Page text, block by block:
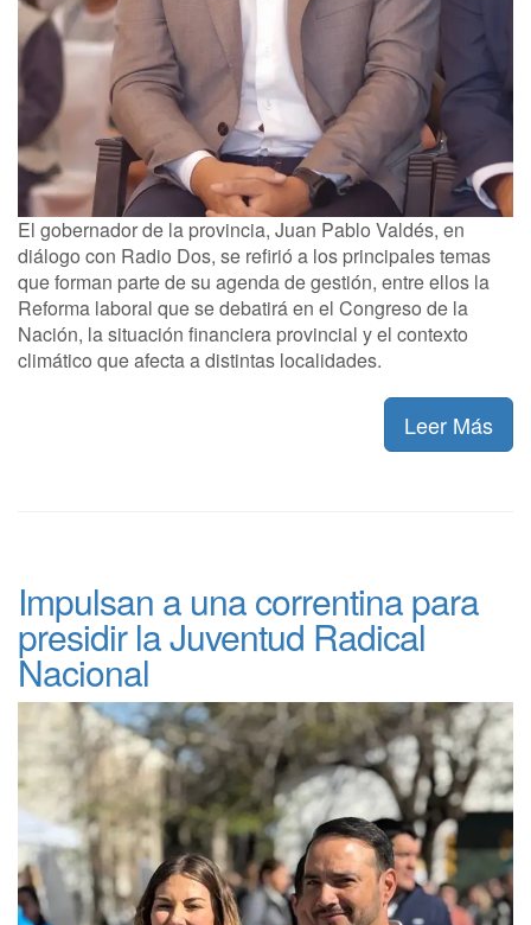
El gobernador de la provincia, Juan Pablo Valdés, en
diálogo con Radio Dos, se refirió a los principales temas
que forman parte de su agenda de gestión, entre ellos la
Reforma laboral que se debatirá en el Congreso de la
Nación, la situación financiera provincial y el contexto
climático que afecta a distintas localidades.
Leer Más
Impulsan a una correntina para
presidir la Juventud Radical
Nacional